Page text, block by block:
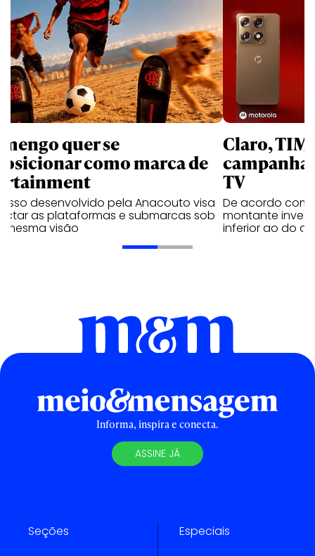
quer se
como marca de
desenvolvido pela Anacouto visa
as plataformas e submarcas sob
mesma visão
Claro,
TV
De acordo com
montante
inferior ao do
Informa, inspira e conecta.
ASSINE JÁ
Seções Especiais